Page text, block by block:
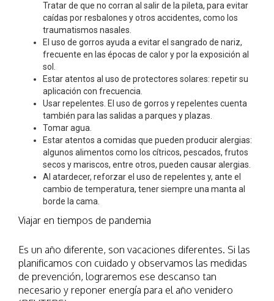
Tratar de que no corran al salir de la pileta, para evitar
caídas por resbalones y otros accidentes, como los
traumatismos nasales.
El uso de gorros ayuda a evitar el sangrado de nariz,
frecuente en las épocas de calor y por la exposición al
sol.
Estar atentos al uso de protectores solares: repetir su
aplicación con frecuencia.
Usar repelentes. El uso de gorros y repelentes cuenta
también para las salidas a parques y plazas.
Tomar agua.
Estar atentos a comidas que pueden producir alergias:
algunos alimentos como los cítricos, pescados, frutos
secos y mariscos, entre otros, pueden causar alergias.
Al atardecer, reforzar el uso de repelentes y, ante el
cambio de temperatura, tener siempre una manta al
borde la cama.
Viajar en tiempos de pandemia
Es un año diferente, son vacaciones diferentes. Si las
planificamos con cuidado y observamos las medidas
de prevención, lograremos ese descanso tan
necesario y reponer energía para el año venidero